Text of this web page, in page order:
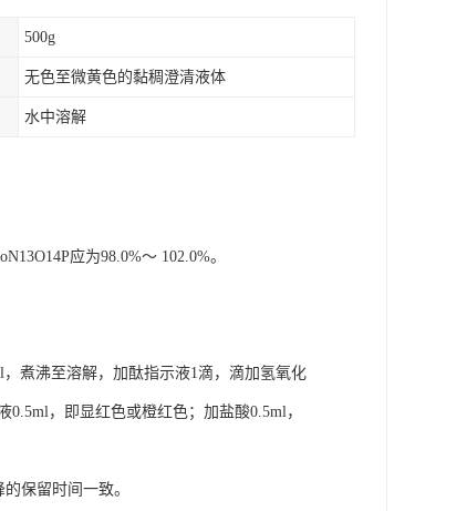
500g
无色至微黄色的黏稠澄清液体
水中溶解
应为98.0%～ 102.0%。
煮沸至溶解，加酞指示液1滴，滴加氢氧化
，即显红色或橙红色；加盐酸0.5ml，
保留时间一致。